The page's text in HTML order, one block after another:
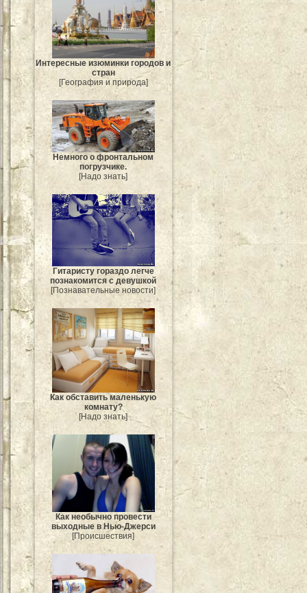
Интересные изюминки городов и
стран
[География и природа]
Немного о фронтальном
погрузчике.
[Надо знать]
Гитаристу гораздо легче
познакомится с девушкой
[Познавательные новости]
Как обставить маленькую
комнату?
[Надо знать]
Как необычно провести
выходные в Нью-Джерси
[Происшествия]